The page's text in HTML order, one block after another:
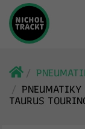
TAURUS